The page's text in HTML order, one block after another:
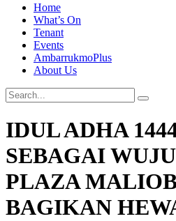
Home
What’s On
Tenant
Events
AmbarrukmoPlus
About Us
IDUL ADHA
SEBAGAI
PLAZA
BAGIKAN